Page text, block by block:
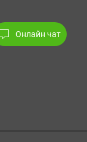
Онлайн чат